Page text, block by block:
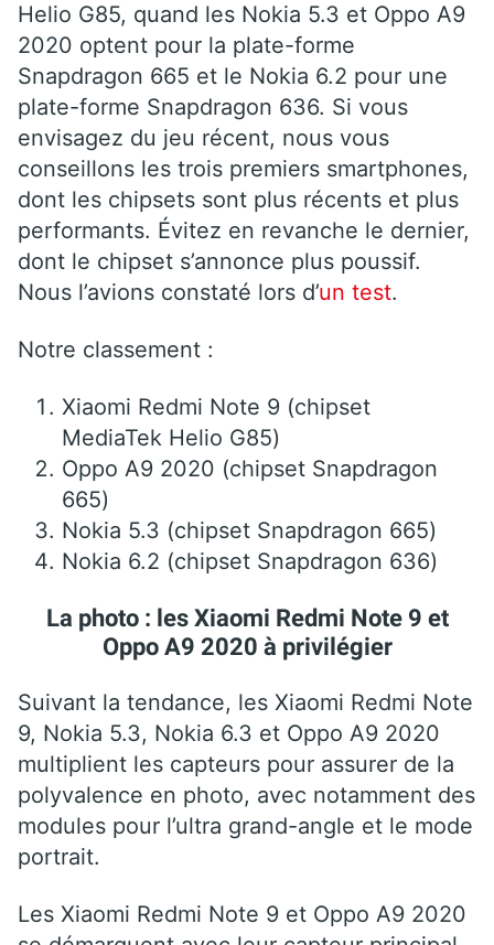
Helio G85, quand les Nokia 5.3 et Oppo A9
2020 optent pour la plate-forme
Snapdragon 665 et le Nokia 6.2 pour une
plate-forme Snapdragon 636. Si vous
envisagez du jeu récent, nous vous
conseillons les trois premiers smartphones,
dont les chipsets sont plus récents et plus
performants. Évitez en revanche le dernier,
dont le chipset s’annonce plus poussif.
Nous l’avions constaté lors d’un test.
Notre classement :
Xiaomi Redmi Note 9 (chipset
MediaTek Helio G85)
Oppo A9 2020 (chipset Snapdragon
665)
Nokia 5.3 (chipset Snapdragon 665)
Nokia 6.2 (chipset Snapdragon 636)
La photo : les Xiaomi Redmi Note 9 et
Oppo A9 2020 à privilégier
Suivant la tendance, les Xiaomi Redmi Note
9, Nokia 5.3, Nokia 6.3 et Oppo A9 2020
multiplient les capteurs pour assurer de la
polyvalence en photo, avec notamment des
modules pour l’ultra grand-angle et le mode
portrait.
Les Xiaomi Redmi Note 9 et Oppo A9 2020